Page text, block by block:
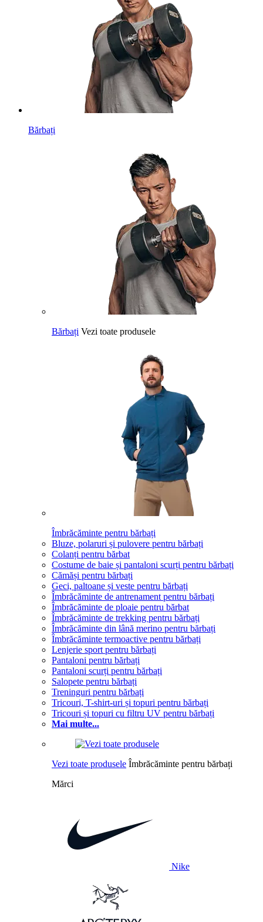
Bărbați
Bărbați Vezi toate produsele
Îmbrăcăminte pentru bărbați
Bluze, polaruri și pulovere pentru bărbați
Colanți pentru bărbat
Costume de baie și pantaloni scurți pentru bărbați
Cămăși pentru bărbați
Geci, paltoane și veste pentru bărbați
Îmbrăcăminte de antrenament pentru bărbați
Îmbrăcăminte de ploaie pentru bărbat
Îmbrăcăminte de trekking pentru bărbați
Îmbrăcăminte din lână merino pentru bărbați
Îmbrăcăminte termoactive pentru bărbați
Lenjerie sport pentru bărbați
Pantaloni pentru bărbați
Pantaloni scurți pentru bărbați
Salopete pentru bărbați
Treninguri pentru bărbați
Tricouri, T-shirt-uri și topuri pentru bărbați
Tricouri și topuri cu filtru UV pentru bărbați
Mai multe...
Vezi toate produsele Îmbrăcăminte pentru bărbați
Mărci
Nike